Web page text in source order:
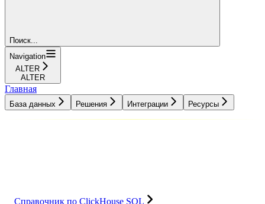
Поиск...
Navigation
ALTER
ALTER
Главная
База данных Решения Интеграции Ресурсы
Справочник по ClickHouse SQL